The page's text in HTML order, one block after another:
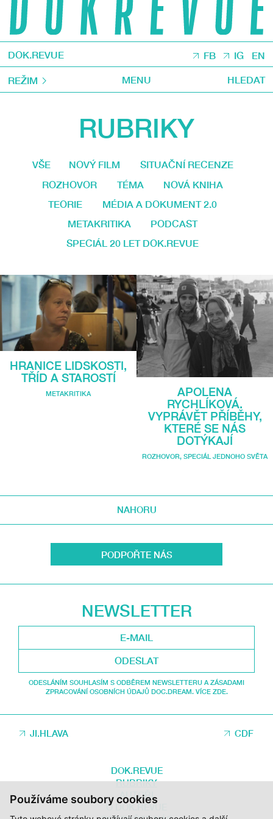
Používáme soubory cookies
DOK.REVUE FB IG EN
REŽIM MENU HLEDAT
RUBRIKY
VŠE NOVÝ FILM
SITUAČNÍ RECENZE
ROZHOVOR
TÉMA
NOVÁ KNIHA
TEORIE
MÉDIA A DOKUMENT 2.0
METAKRITIKA
PODCAST
SPECIÁL 20 LET DOK.REVUE
HRANICE LIDSKOSTI,
TŘÍD A STAROSTÍ
METAKRITIKA
APOLENA
RYCHLÍKOVÁ.
VYPRÁVĚT PŘÍBĚHY,
KTERÉ SE NÁS
DOTÝKAJÍ
ROZHOVOR, SPECIÁL JEDNOHO SVĚTA
NAHORU
PODPOŘTE NÁS
NEWSLETTER
ODESLAT
ODESLÁNÍM SOUHLASÍM S ODBĚREM NEWSLETTERU A ZÁSADAMI
ZPRACOVÁNÍ OSOBNÍCH ÚDAJŮ DOC.DREAM. VÍCE ZDE.
JI.HLAVA CDF
DOK.REVUE
RUBRIKY
AUTOŘI
O DOK.REVUE